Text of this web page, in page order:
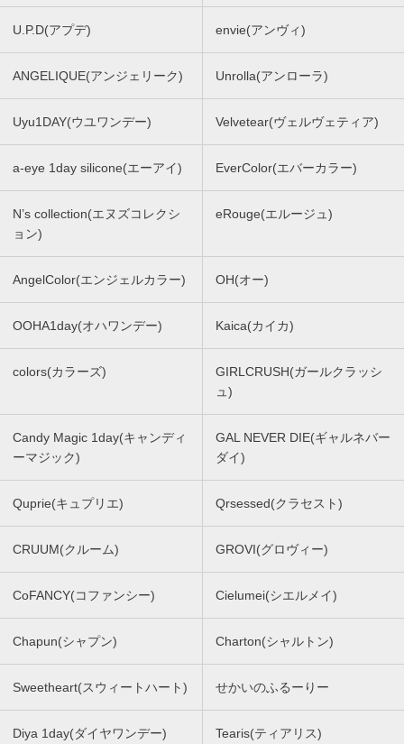
U.P.D(アプデ) envie(アンヴィ)
ANGELIQUE(アンジェリーク) Unrolla(アンローラ)
Uyu1DAY(ウユワンデー) Velvetear(ヴェルヴェティア)
a-eye 1day silicone(エーアイ) EverColor(エバーカラー)
N’s collection(エヌズコレクシ
ョン)
eRouge(エルージュ)
AngelColor(エンジェルカラー) OH(オー)
OOHA1day(オハワンデー) Kaica(カイカ)
colors(カラーズ)
GIRLCRUSH(ガールクラッシ
ュ)
Candy Magic 1day(キャンディ
ーマジック)
GAL NEVER DIE(ギャルネバー
ダイ)
Quprie(キュプリエ) Qrsessed(クラセスト)
CRUUM(クルーム) GROVI(グロヴィー)
CoFANCY(コファンシー) Cielumei(シエルメイ)
Chapun(シャプン) Charton(シャルトン)
Sweetheart(スウィートハート) せかいのふるーりー
Diya 1day(ダイヤワンデー) Tearis(ティアリス)